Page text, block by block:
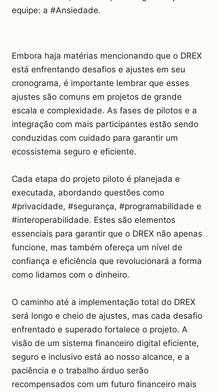
equipe: a #Ansiedade.
Embora haja matérias mencionando que o DREX
está enfrentando desafios e ajustes em seu
cronograma, é importante lembrar que esses
ajustes são comuns em projetos de grande
escala e complexidade. As fases de pilotos e a
integração com mais participantes estão sendo
conduzidas com cuidado para garantir um
ecossistema seguro e eficiente.
Cada etapa do projeto piloto é planejada e
executada, abordando questões como
#privacidade, #segurança, #programabilidade e
#interoperabilidade. Estes são elementos
essenciais para garantir que o DREX não apenas
funcione, mas também ofereça um nível de
confiança e eficiência que revolucionará a forma
como lidamos com o dinheiro.
O caminho até a implementação total do DREX
será longo e cheio de ajustes, mas cada desafio
enfrentado e superado fortalece o projeto. A
visão de um sistema financeiro digital eficiente,
seguro e inclusivo está ao nosso alcance, e a
paciência e o trabalho árduo serão
recompensados com um futuro financeiro mais